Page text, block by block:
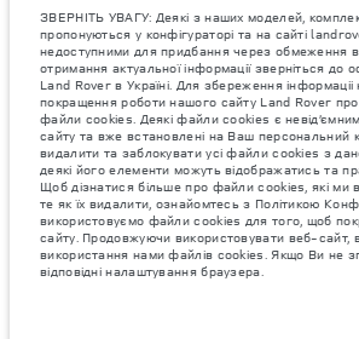
інформації.
Зазначена вага відповідає стандартній
Аксесуари та інші елементи, встановлені після
впливати на вантажопідйомність. Під час
аксесуарами, пасажирами, рідинами, паливом і
навантаженням слід забезпечити, щоб загальна
максимальні навантаження на осі не
значення.
Jaguar Land Rover Limited постійно шукає шляхи
характеристики, дизайн і виробництво своїх
аксесуарів, зміни відбуваються постійно, і ми
право вносити зміни без попереднього
можуть відрізнятися від додаткових до
моделі. Інформація, технічні характеристики,
цьому веб-сайті базуються на європейській
відрізнятися від ринку до ринку і можуть бути
ЗВЕРНІТЬ УВАГУ: Деякі з наших моделей,
пропонуються у конфігураторі та на сайті
недоступними для придбання через обмеження
отримання актуальної інформації зверніться до
Land Rover в Україні. Для збереження
покращення роботи нашого сайту Land Rover
файли cookies. Деякі файли cookies є
сайту та вже встановлені на Ваш персональний
видалити та заблокувати усі файли cookies з
деякі його елементи можуть відображатись та
Щоб дізнатися більше про файли cookies, які ми
те як їх видалити, ознайомтесь з Політикою
використовуємо файли cookies для того, щоб
сайту. Продовжуючи використовувати веб-сайт,
використання нами файлів cookies. Якщо Ви не
відповідні налаштування браузера.